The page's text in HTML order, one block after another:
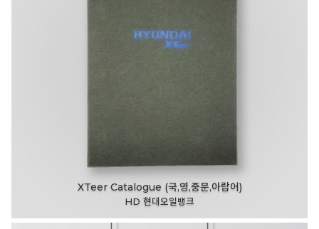
XTeer Catalogue (국,영,중문,아랍어)
HD 현대오일뱅크